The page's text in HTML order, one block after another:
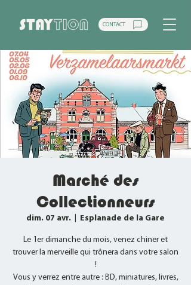
CONTACT
Marché des
Collectionneurs
dim. 07 avr. Esplanade de la Gare
Le 1er dimanche du mois, venez chiner et
trouver la merveille qui trônera dans votre salon
!
Vous y verrez entre autre : BD, miniatures, livres,